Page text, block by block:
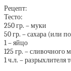
Рецепт:
Тесто:
250 гр. – муки
50 гр. – сахара (или
1 – яйцо
125 гр. – сливочного
1 ч.л. – разрыхлителя